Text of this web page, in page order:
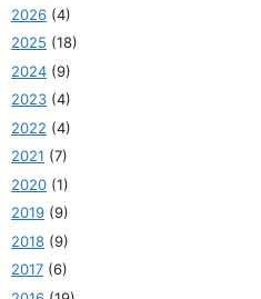
2026 (4)
2025 (18)
2024 (9)
2023 (4)
2022 (4)
2021 (7)
2020 (1)
2019 (9)
2018 (9)
2017 (6)